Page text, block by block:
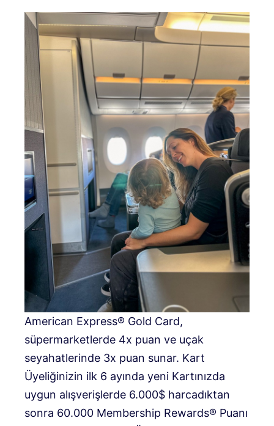
American Express® Gold Card,
süpermarketlerde 4x puan ve uçak
seyahatlerinde 3x puan sunar. Kart
Üyeliğinizin ilk 6 ayında yeni Kartınızda
uygun alışverişlerde 6.000$ harcadıktan
sonra 60.000 Membership Rewards® Puanı